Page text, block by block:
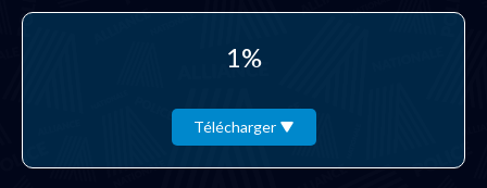
1%
Télécharger